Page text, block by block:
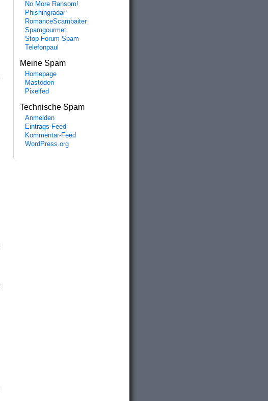
No More Ransom!
Phishingradar
RomanceScambaiter
Spamgourmet
Stop Forum Spam
Telefonpaul
Meine Spam
Homepage
Mastodon
Pixelfed
Technische Spam
Anmelden
Eintrags-Feed
Kommentar-Feed
WordPress.org